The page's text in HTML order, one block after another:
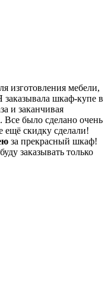
изготовления мебели,
шкаф-купе в
и заканчивая
было сделано очень
ещё скидку сделали!
за прекрасный шкаф!
заказывать только